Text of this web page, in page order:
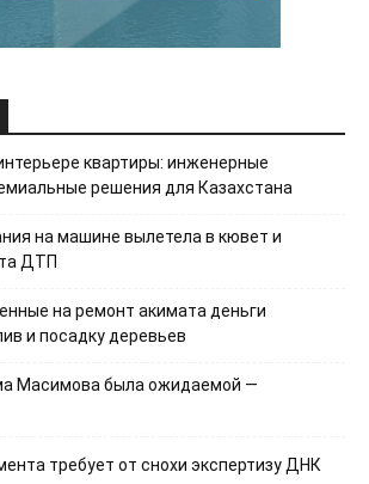
квартиры: инженерные
решения для Казахстана
на машине вылетела в кювет и
ДТП
на ремонт акимата деньги
и посадку деревьев
Масимова была ожидаемой —
требует от снохи экспертизу ДНК